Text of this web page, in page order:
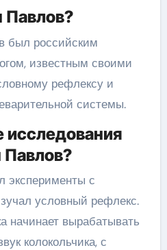
Павлов?
был российским
известным своими
рефлексу и
системы.
исследования
Павлов?
эксперименты с
условный рефлекс.
начинает вырабатывать
колокольчика, с